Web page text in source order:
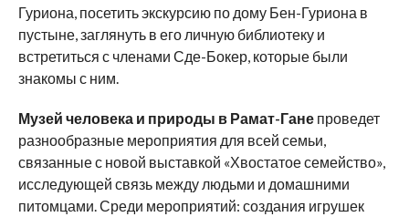
Гуриона, посетить экскурсию по дому Бен-Гуриона в
пустыне, заглянуть в его личную библиотеку и
встретиться с членами Сде-Бокер, которые были
знакомы с ним.
Музей человека и природы в Рамат-Ганепроведет
разнообразные мероприятия для всей семьи,
связанные с новой выставкой «Хвостатое семейство»,
исследующей связь между людьми и домашними
питомцами. Среди мероприятий: создания игрушек